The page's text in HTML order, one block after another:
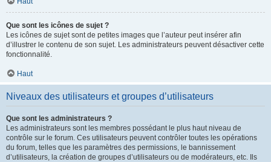
Que sont les icônes de sujet ?
Les icônes de sujet sont de petites images que l’auteur peut insérer afin
d’illustrer le contenu de son sujet. Les administrateurs peuvent désactiver cette
fonctionnalité.
Haut
Niveaux des utilisateurs et groupes d’utilisateurs
Que sont les administrateurs ?
Les administrateurs sont les membres possédant le plus haut niveau de
contrôle sur le forum. Ces utilisateurs peuvent contrôler toutes les opérations
du forum, telles que les paramètres des permissions, le bannissement
d’utilisateurs, la création de groupes d’utilisateurs ou de modérateurs, etc. Ils